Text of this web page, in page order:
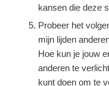
kansen die deze
Probeer het
mijn lijden
Hoe kun je jouw
anderen te
kunt doen om te